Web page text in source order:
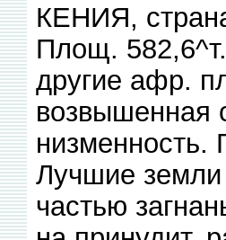
КЕНИЯ,
Площ.
другие афр.
возвышенная
низменность.
Лучшие земли
частью